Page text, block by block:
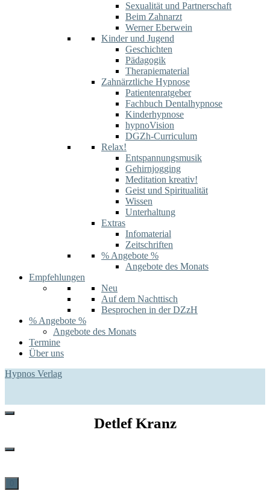
Sexualität und Partnerschaft
Beim Zahnarzt
Werner Eberwein
Kinder und Jugend
Geschichten
Pädagogik
Therapiematerial
Zahnärztliche Hypnose
Patientenratgeber
Fachbuch Dentalhypnose
Kinderhypnose
hypnoVision
DGZh-Curriculum
Relax!
Entspannungsmusik
Gehirnjogging
Meditation kreativ!
Geist und Spiritualität
Wissen
Unterhaltung
Extras
Infomaterial
Zeitschriften
% Angebote %
Angebote des Monats
Empfehlungen
Neu
Auf dem Nachttisch
Besprochen in der DZzH
% Angebote %
Angebote des Monats
Termine
Über uns
Hypnos Verlag
Detlef Kranz